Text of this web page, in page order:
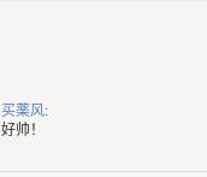
买薬风:
好帅！